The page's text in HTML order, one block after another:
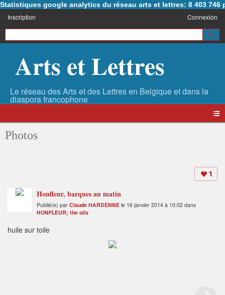
Statistiques google analytics du réseau arts et lettres: 8 403 746
Inscription Connexion
Arts et Lettres
Photos
1
Honfleur, barques au matin
Publié(e) par Claude HARDENNE le 16 janvier 2014 à 10:02 dans
HONFLEUR; the oils
huile sur toile